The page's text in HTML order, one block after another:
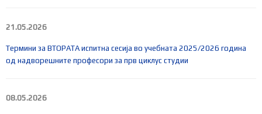
21.05.2026
Термини за ВТОРАТА испитна сесија во учебната 2025/2026 година
од надворешните професори за прв циклус студии
08.05.2026